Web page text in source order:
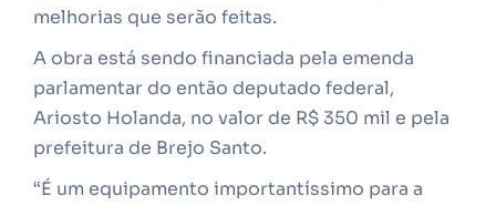
melhorias que serão feitas.
A obra está sendo financiada pela emenda
parlamentar do então deputado federal,
Ariosto Holanda, no valor de R$ 350 mil e pela
prefeitura de Brejo Santo.
“É um equipamento importantíssimo para a